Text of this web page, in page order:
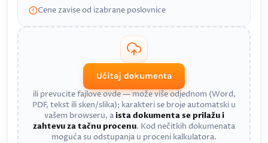
Cene zavise od izabrane poslovnice
Učitaj dokumenta
ili prevucite fajlove ovde — može više odjednom (Word,
PDF, tekst ili sken/slika); karakteri se broje automatski u
vašem browseru, aista dokumenta se prilažu i
zahtevu za tačnu procenu. Kod nečitkih dokumenata
moguća su odstupanja u proceni kalkulatora.